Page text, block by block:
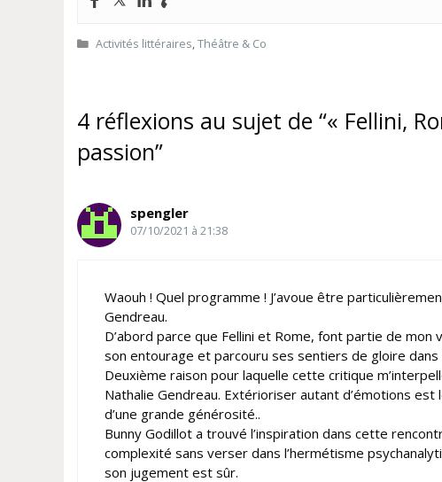
Catégories
Activités littéraires,Théâtre & Co
4 réflexions au sujet de “« Fellini,
passion”
spengler
07/10/2021 à 21:38
Waouh ! Quel programme ! J’avoue être
Gendreau.
D’abord parce que Fellini et Rome, font partie de mon
son entourage et parcouru ses sentiers de gloire dans
Deuxième raison pour laquelle cette critique
Nathalie Gendreau. Extérioriser autant d’émotions est
d’une grande générosité..
Bunny Godillot a trouvé l’inspiration dans cette
complexité sans verser dans l’hermétisme
son jugement est sûr.